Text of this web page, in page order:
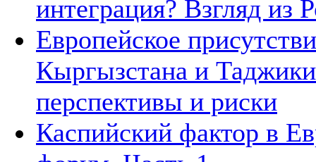
интеграция? Взгляд из
Европейское
Кыргызстана и
перспективы и риски
Каспийский фактор в